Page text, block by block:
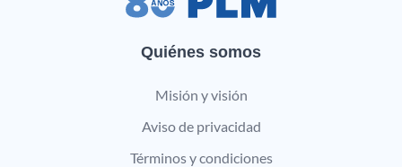
Quiénes somos
Misión y visión
Aviso de privacidad
Términos y condiciones